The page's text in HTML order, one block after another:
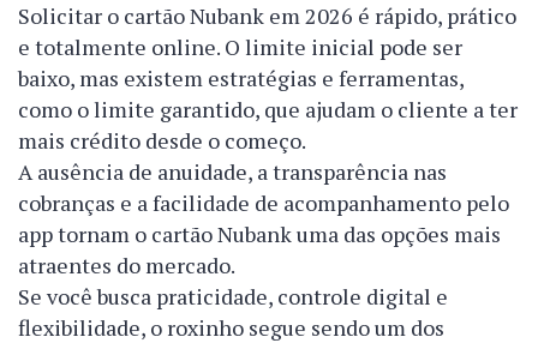
Solicitar o cartão Nubank em 2026 é rápido, prático
e totalmente online. O limite inicial pode ser
baixo, mas existem estratégias e ferramentas,
como o limite garantido, que ajudam o cliente a ter
mais crédito desde o começo.
A ausência de anuidade, a transparência nas
cobranças e a facilidade de acompanhamento pelo
app tornam o cartão Nubank uma das opções mais
atraentes do mercado.
Se você busca praticidade, controle digital e
flexibilidade, o roxinho segue sendo um dos